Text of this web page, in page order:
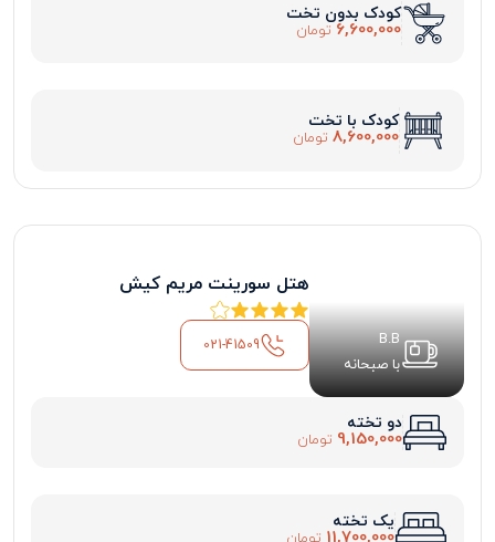
کودک بدون تخت
6,600,000 تومان
کودک با تخت
8,600,000 تومان
B.B
با صبحانه
هتل سورینت مریم کیش
021-41509
دو تخته
9,150,000 تومان
یک تخته